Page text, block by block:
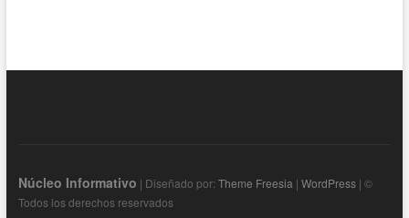
Núcleo Informativo | Diseñado por: Theme Freesia | WordPress| ©
Todos los derechos reservados